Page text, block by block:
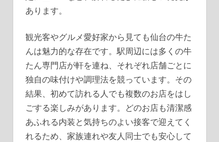
あります。
観光客やグルメ愛好家から見ても仙台の牛た
んは魅力的な存在です。駅周辺には多くの牛
たん専門店が軒を連ね、それぞれ店舗ごとに
独自の味付けや調理法を競っています。その
結果、初めて訪れる人でも複数のお店をはし
ごする楽しみがあります。どのお店も清潔感
あふれる内装と気持ちのよい接客で迎えてく
れるため、家族連れや友人同士でも安心して